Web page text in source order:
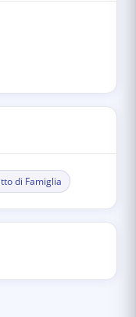
di Famiglia